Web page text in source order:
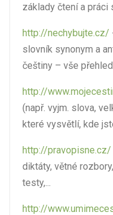
základy čtení a
http://nechybujte.cz/
slovník synonym a
češtiny – vše
http://
(např. vyjm. slova,
které vysvětlí, kde
http://pravopisne.cz/
diktáty, větné
testy,...
http://